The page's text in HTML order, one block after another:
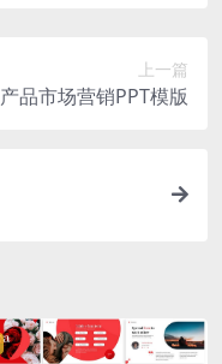
上一篇
产品市场营销PPT模版